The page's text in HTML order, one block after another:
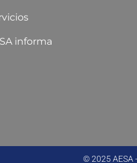
informa
© 2025 AESA